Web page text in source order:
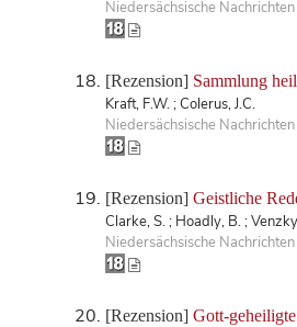
Niedersächsische
[Rezension] Sammlung
Kraft, F.W. ; Colerus, J.C.
Niedersächsische
[Rezension] Geistliche
Clarke, S. ; Hoadly, B. ;
Niedersächsische
[Rezension] Gott-